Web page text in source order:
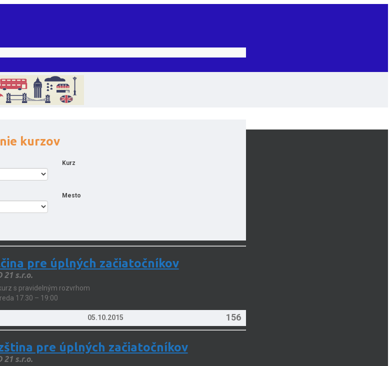
kurzov
Kurz
Mesto
pre úplných začiatočníkov
21 s.r.o.
s pravidelným rozvrhom
17.30 – 19:00
05.10.2015 156
pre úplných začiatočníkov
21 s.r.o.